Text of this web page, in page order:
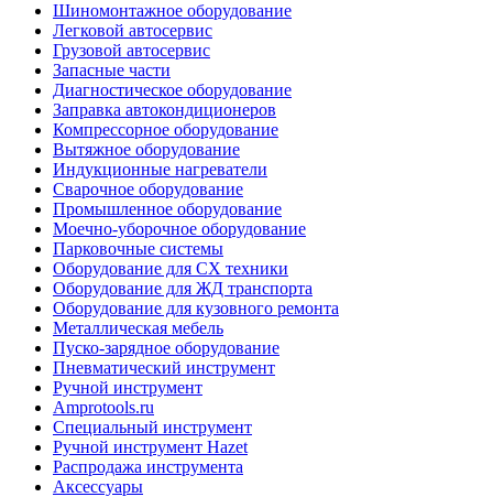
Шиномонтажное оборудование
Легковой автосервис
Грузовой автосервис
Запасные части
Диагностическое оборудование
Заправка автокондиционеров
Компрессорное оборудование
Вытяжное оборудование
Индукционные нагреватели
Сварочное оборудование
Промышленное оборудование
Моечно-уборочное оборудование
Парковочные системы
Оборудование для СХ техники
Оборудование для ЖД транспорта
Оборудование для кузовного ремонта
Металлическая мебель
Пуско-зарядное оборудование
Пневматический инструмент
Ручной инструмент
Amprotools.ru
Специальный инструмент
Ручной инструмент Hazet
Распродажа инструмента
Аксессуары